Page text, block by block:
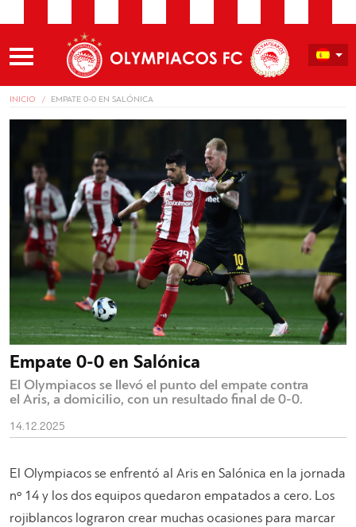
INICIO EMPATE 0-0 EN SALÓNICA
Empate 0-0 en Salónica
El Olympiacos se llevó el punto del empate contra
el Aris, a domicilio, con un resultado final de 0-0.
14.12.2025
El Olympiacos se enfrentó al Aris en Salónica en la jornada
nº 14 y los dos equipos quedaron empatados a cero. Los
rojiblancos lograron crear muchas ocasiones para marcar